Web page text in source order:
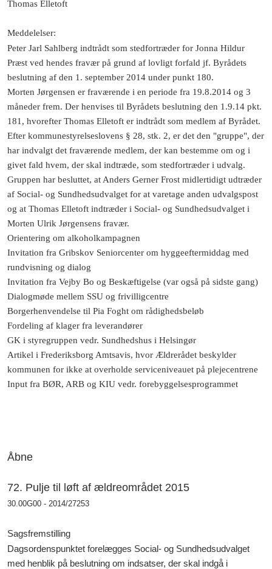
Thomas Elletoft
Meddelelser:
Peter Jarl Sahlberg indtrådt som stedfortræder for Jonna Hildur
Præst ved hendes fravær på grund af lovligt forfald jf. Byrådets
beslutning af den 1. september 2014 under punkt 180.
Morten Jørgensen er fraværende i en periode fra 19.8.2014 og 3
måneder frem. Der henvises til Byrådets beslutning den 1.9.14 pkt.
181, hvorefter Thomas Elletoft er indtrådt som medlem af Byrådet.
Efter kommunestyrelseslovens § 28, stk. 2, er det den "gruppe", der
har indvalgt det fraværende medlem, der kan bestemme om og i
givet fald hvem, der skal indtræde, som stedfortræder i udvalg.
Gruppen har besluttet, at Anders Gerner Frost midlertidigt udtræder
af Social- og Sundhedsudvalget for at varetage anden udvalgspost
og at Thomas Elletoft indtræder i Social- og Sundhedsudvalget i
Morten Ulrik Jørgensens fravær.
Orientering om alkoholkampagnen
Invitation fra Gribskov Seniorcenter om hyggeeftermiddag med
rundvisning og dialog
Invitation fra Vejby Bo og Beskæftigelse (var også på sidste gang)
Dialogmøde mellem SSU og frivilligcentre
Borgerhenvendelse til Pia Foght om rådighedsbeløb
Fordeling af klager fra leverandører
GK i styregruppen vedr. Sundhedshus i Helsingør
Artikel i Frederiksborg Amtsavis, hvor Ældrerådet beskylder
kommunen for ikke at overholde serviceniveauet på plejecentrene
Input fra BØR, ARB og KIU vedr. forebyggelsesprogrammet
Åbne
72. Pulje til løft af ældreområdet 2015
30.00G00 - 2014/27253
Sagsfremstilling
Dagsordenspunktet forelægges Social- og Sundhedsudvalget
med henblik på beslutning om indsatser, der skal indgå i